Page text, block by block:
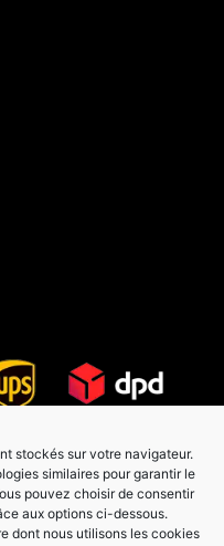
stockés sur votre navigateur.
similaires pour garantir le
pouvez choisir de consentir
aux options ci-dessous.
dont nous utilisons les cookies